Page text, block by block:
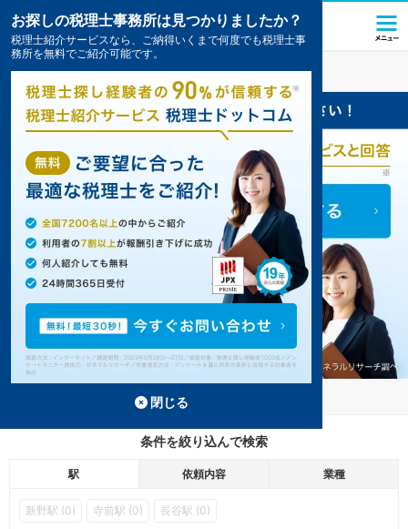
神河の税理士・会計事務所の一覧1件掲載中
神河の事務所が1件見つかりました。
条件を絞り込んで検索
駅 依頼内容 業種
新野駅 (0) 寺前駅 (0) 長谷駅 (0)
お探しの税理士事務所は見つかりましたか？
税理士紹介サービスなら、ご納得いくまで何度でも税理士事
務所を無料でご紹介可能です。
閉じる